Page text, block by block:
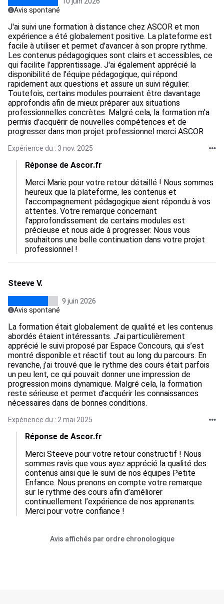
Avis spontané
J'ai suivi une formation à distance chez ASCOR et mon
expérience a été globalement positive. La plateforme est
facile à utiliser et permet d'avancer à son propre rythme.
Les contenus pédagogiques sont clairs et accessibles, ce
qui facilite l'apprentissage. J'ai également apprécié la
disponibilité de l'équipe pédagogique, qui répond
rapidement aux questions et assure un suivi régulier.
Toutefois, certains modules pourraient être davantage
approfondis afin de mieux préparer aux situations
professionnelles concrètes. Malgré cela, la formation m'a
permis d'acquérir de nouvelles compétences et de
progresser dans mon projet professionnel merci ASCOR
Expérience du : 3 nov. 2025
Réponse de Ascor.fr
Merci Marie pour votre retour détaillé ! Nous sommes
heureux que la plateforme, les contenus et
l’accompagnement pédagogique aient répondu à vos
attentes. Votre remarque concernant
l’approfondissement de certains modules est
précieuse et nous aide à progresser. Nous vous
souhaitons une belle continuation dans votre projet
professionnel !
Steeve V.
9 juin 2026
Avis spontané
La formation était globalement de qualité et les contenus
abordés étaient intéressants. J’ai particulièrement
apprécié le suivi proposé par Espace Concours, qui s’est
montré disponible et réactif tout au long du parcours. En
revanche, j’ai trouvé que le rythme des cours était parfois
un peu lent, ce qui pouvait donner une impression de
progression moins dynamique. Malgré cela, la formation
reste sérieuse et permet d’acquérir les connaissances
nécessaires dans de bonnes conditions.
Expérience du : 2 mai 2025
Réponse de Ascor.fr
Merci Steeve pour votre retour constructif ! Nous
sommes ravis que vous ayez apprécié la qualité des
contenus ainsi que le suivi de nos équipes Petite
Enfance. Nous prenons en compte votre remarque
sur le rythme des cours afin d’améliorer
continuellement l’expérience de nos apprenants.
Merci pour votre confiance !
Avis affichés par ordre chronologique